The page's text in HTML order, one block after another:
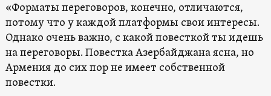
«Форматы переговоров, конечно, отличаются,
потому что у каждой платформы свои интересы.
Однако очень важно, с какой повесткой ты идешь
на переговоры. Повестка Азербайджана ясна, но
Армения до сих пор не имеет собственной
повестки.